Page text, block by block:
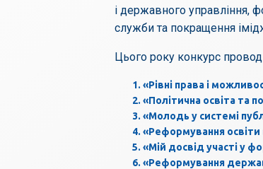
і державного управління,
служби та покращення
Цього року конкурс
«Рівні права і
«Політична освіта та
«Молодь у системі
«Реформування освіти
«Мій досвід участі у
«Реформування